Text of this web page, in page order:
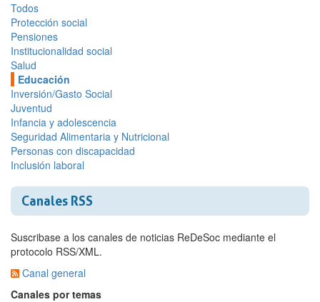
Todos
Protección social
Pensiones
Institucionalidad social
Salud
Educación
Inversión/Gasto Social
Juventud
Infancia y adolescencia
Seguridad Alimentaria y Nutricional
Personas con discapacidad
Inclusión laboral
Canales RSS
Suscribase a los canales de noticias ReDeSoc mediante el
protocolo RSS/XML.
Canal general
Canales por temas